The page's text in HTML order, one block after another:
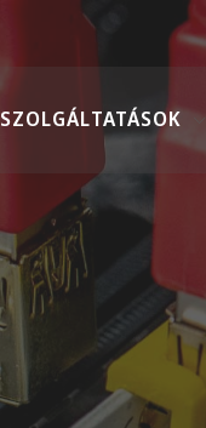
SZOLGÁLTATÁSOK